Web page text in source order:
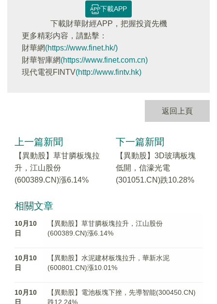
下載APP
下載財華財經APP，把握投資先機
更多精彩内容，請點擊：
財華網(https://www.finet.hk/)
財華智庫網(https://www.finet.com.cn)
現代電視FINTV(http://www.fintv.hk)
返回上頁
上一篇新聞
【異動股】草甘膦板塊拉
升，江山股份
(600389.CN)漲6.14%
下一篇新聞
【異動股】3D玻璃板塊
低開，信濠光電
(301051.CN)跌10.28%
相關文章
10月10
日
【異動股】草甘膦板塊拉升，江山股份
(600389.CN)漲6.14%
10月10
日
【異動股】水泥建材板塊拉升，華新水泥
(600801.CN)漲10.01%
10月10
日
【異動股】電池板塊下挫，先導智能(300450.CN)
跌12.24%